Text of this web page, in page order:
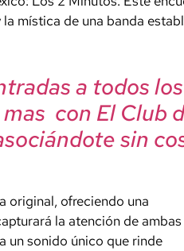
mística de una banda
a todos los
con El Club
sin
original, ofreciendo una
la atención de ambas
un sonido único que rinde